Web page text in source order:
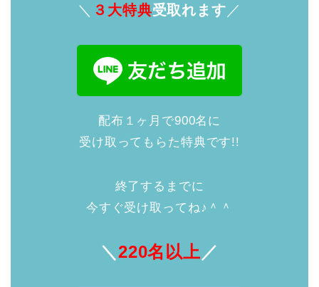
＼ ３大特典受取れます ／
配布１ヶ月で900名に
受け取ってもらた特典です!!
終了するまでに
今すぐ受け取ってね♪＾＾
＼ 220名以上／